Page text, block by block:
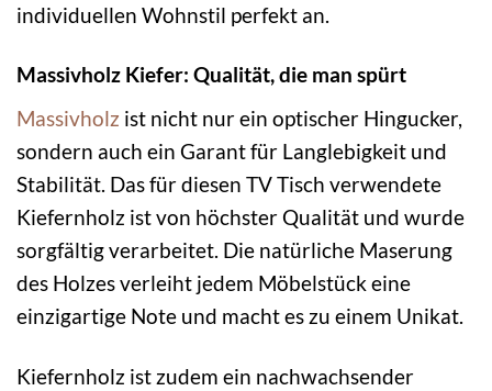
individuellen Wohnstil perfekt an.
Massivholz Kiefer: Qualität, die man spürt
Massivholz ist nicht nur ein optischer Hingucker,
sondern auch ein Garant für Langlebigkeit und
Stabilität. Das für diesen TV Tisch verwendete
Kiefernholz ist von höchster Qualität und wurde
sorgfältig verarbeitet. Die natürliche Maserung
des Holzes verleiht jedem Möbelstück eine
einzigartige Note und macht es zu einem Unikat.
Kiefernholz ist zudem ein nachwachsender